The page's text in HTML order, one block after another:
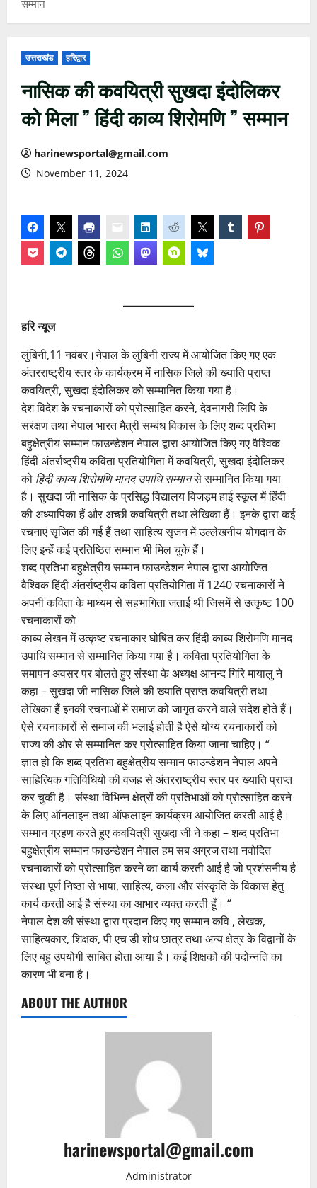
सम्मान
उत्तराखंड हरिद्वार
नासिक की कवयित्री सुखदा इंदोलिकर
को मिला ” हिंदी काव्य शिरोमणि ” सम्मान
harinewsportal@gmail.com
November 11, 2024
हरि न्यूज
लुंबिनी,11 नवंबर।नेपाल के लुंबिनी राज्य में आयोजित किए गए एक
अंतरराष्ट्रीय स्तर के कार्यक्रम में नासिक जिले की ख्याति प्राप्त
कवयित्री, सुखदा इंदोलिकर को सम्मानित किया गया है।
देश विदेश के रचनाकारों को प्रोत्साहित करने, देवनागरी लिपि के
सरंक्षण तथा नेपाल भारत मैत्री सम्बंध विकास के लिए शब्द प्रतिभा
बहुक्षेत्रीय सम्मान फाउन्डेशन नेपाल द्वारा आयोजित किए गए वैश्विक
हिंदी अंतर्राष्ट्रीय कविता प्रतियोगिता में कवयित्री, सुखदा इंदोलिकर
को हिंदी काव्य शिरोमणि मानद उपाधि सम्मानसे सम्मानित किया गया
है। सुखदा जी नासिक के प्रसिद्ध विद्यालय विजड़म हाई स्कूल में हिंदी
की अध्यापिका हैं और अच्छी कवयित्री तथा लेखिका हैं। इनके द्वारा कई
रचनाएं सृजित की गई हैं तथा साहित्य सृजन में उल्लेखनीय योगदान के
लिए इन्हें कई प्रतिष्ठित सम्मान भी मिल चुके हैं।
शब्द प्रतिभा बहुक्षेत्रीय सम्मान फाउन्डेशन नेपाल द्वारा आयोजित
वैश्विक हिंदी अंतर्राष्ट्रीय कविता प्रतियोगिता में 1240 रचनाकारों ने
अपनी कविता के माध्यम से सहभागिता जताई थी जिसमें से उत्कृष्ट 100
रचनाकारों को
काव्य लेखन में उत्कृष्ट रचनाकार घोषित कर हिंदी काव्य शिरोमणि मानद
उपाधि सम्मान से सम्मानित किया गया है। कविता प्रतियोगिता के
समापन अवसर पर बोलते हुए संस्था के अध्यक्ष आनन्द गिरि मायालु ने
कहा – सुखदा जी नासिक जिले की ख्याति प्राप्त कवयित्री तथा
लेखिका हैं इनकी रचनाओं में समाज को जागृत करने वाले संदेश होते हैं।
ऐसे रचनाकारों से समाज की भलाई होती है ऐसे योग्य रचनाकारों को
राज्य की ओर से सम्मानित कर प्रोत्साहित किया जाना चाहिए। “
ज्ञात हो कि शब्द प्रतिभा बहुक्षेत्रीय सम्मान फाउन्डेशन नेपाल अपने
साहित्यिक गतिविधियों की वजह से अंतरराष्ट्रीय स्तर पर ख्याति प्राप्त
कर चुकी है। संस्था विभिन्न क्षेत्रों की प्रतिभाओं को प्रोत्साहित करने
के लिए ऑनलाइन तथा ऑफलाइन कार्यक्रम आयोजित करती आई है।
सम्मान ग्रहण करते हुए कवयित्री सुखदा जी ने कहा – शब्द प्रतिभा
बहुक्षेत्रीय सम्मान फाउन्डेशन नेपाल हम सब अग्रज तथा नवोदित
रचनाकारों को प्रोत्साहित करने का कार्य करती आई है जो प्रशंसनीय है
संस्था पूर्ण निष्ठा से भाषा, साहित्य, कला और संस्कृति के विकास हेतु
कार्य करती आई है संस्था का आभार व्यक्त करती हूँ। “
नेपाल देश की संस्था द्वारा प्रदान किए गए सम्मान कवि , लेखक,
साहित्यकार, शिक्षक, पी एच डी शोध छात्र तथा अन्य क्षेत्र के विद्वानों के
लिए बहु उपयोगी साबित होता आया है। कई शिक्षकों की पदोन्नति का
कारण भी बना है।
ABOUT THE AUTHOR
harinewsportal@gmail.com
Administrator